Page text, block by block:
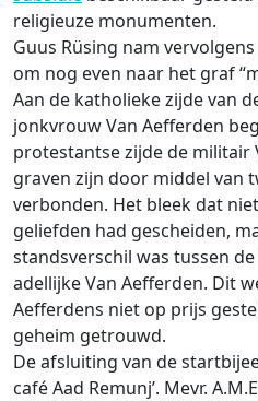
religieuze monumenten.
Guus Rüsing nam
om nog even naar het graf
Aan de katholieke zijde van
jonkvrouw Van Aefferden
protestantse zijde de militair
graven zijn door middel van
verbonden. Het bleek dat
geliefden had gescheiden,
standsverschil was tussen
adellijke Van Aefferden. Dit
Aefferdens niet op prijs
geheim getrouwd.
De afsluiting van de
café Aad Remunj’. Mevr.